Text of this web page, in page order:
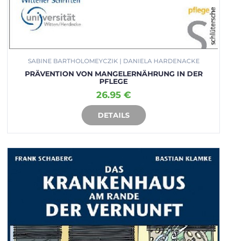
SABINE BARTHOLOMEYCZIK | DANIELA HARDENACKE
PRÄVENTION VON MANGELERNÄHRUNG IN DER
PFLEGE
26.95 €
DETAILS
IN DEN WARENKORB